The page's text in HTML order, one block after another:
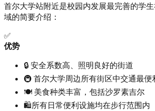
首尔大学站附近是校园内发展最完善的学
域的简要介绍：
✅
优势
🔒 安全系数高、照明良好的街道
🚇 首尔大学周边所有街区中交通最便
🍽️ 美食种类丰富，包括沙罗素吉尔
🛍️所有日常便利设施均在步行范围内